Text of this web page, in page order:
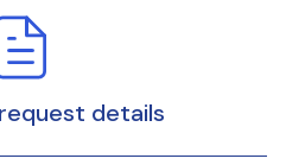
details